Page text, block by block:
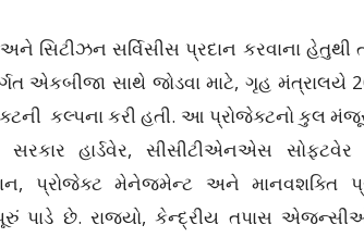
સિટીઝન સર્વિસીસ પ્રદાન કરવાના હેતુથી
એકબીજા સાથે જોડવા માટે, ગૃહ મંત્રાલયે
કલ્પના કરી હતી. આ પ્રોજેક્ટનો કુલ
હાર્ડવેર, સીસીટીએનએસ સોફ્ટવેર
પ્રોજેક્ટ મેનેજમેન્ટ અને માનવશક્તિ
પાડે છે. રાજ્યો, કેન્દ્રીય તપાસ